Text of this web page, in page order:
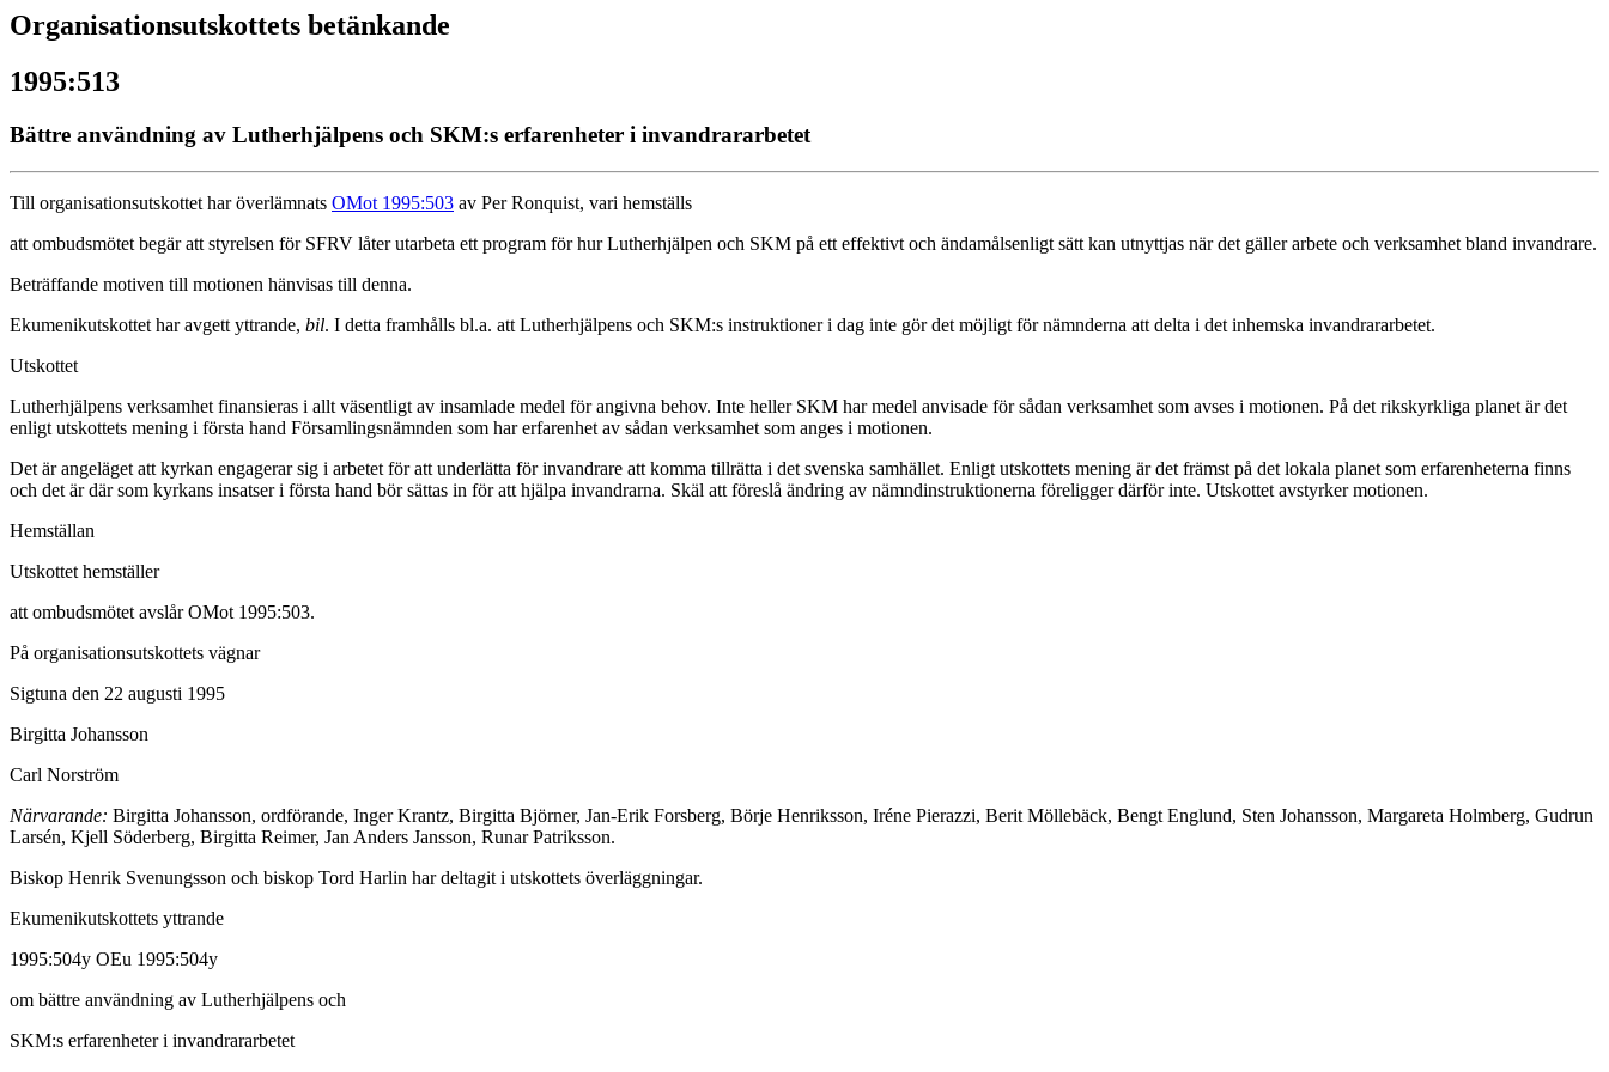
Organisationsutskottets betänkande
1995:513
Bättre användning av Lutherhjälpens och SKM:s erfarenheter i invandrararbetet
Till organisationsutskottet har överlämnats OMot 1995:503 av Per Ronquist, vari hemställs
att ombudsmötet begär att styrelsen för SFRV låter utarbeta ett program för hur Lutherhjälpen och SKM på ett effektivt och ändamålsenligt sätt kan utnyttjas när det gäller arbete och verksamhet bland invandrare.
Beträffande motiven till motionen hänvisas till denna.
Ekumenikutskottet har avgett yttrande, bil. I detta framhålls bl.a. att Lutherhjälpens och SKM:s instruktioner i dag inte gör det möjligt för nämnderna att delta i det inhemska invandrararbetet.
Utskottet
Lutherhjälpens verksamhet finansieras i allt väsentligt av insamlade medel för angivna behov. Inte heller SKM har medel anvisade för sådan verksamhet som avses i motionen. På det rikskyrkliga planet är det
enligt utskottets mening i första hand Församlingsnämnden som har erfarenhet av sådan verksamhet som anges i motionen.
Det är angeläget att kyrkan engagerar sig i arbetet för att underlätta för invandrare att komma tillrätta i det svenska samhället. Enligt utskottets mening är det främst på det lokala planet som erfarenheterna finns
och det är där som kyrkans insatser i första hand bör sättas in för att hjälpa invandrarna. Skäl att föreslå ändring av nämndinstruktionerna föreligger därför inte. Utskottet avstyrker motionen.
Hemställan
Utskottet hemställer
att ombudsmötet avslår OMot 1995:503.
På organisationsutskottets vägnar
Sigtuna den 22 augusti 1995
Birgitta Johansson
Carl Norström
Närvarande: Birgitta Johansson, ordförande, Inger Krantz, Birgitta Björner, Jan-Erik Forsberg, Börje Henriksson, Iréne Pierazzi, Berit Möllebäck, Bengt Englund, Sten Johansson, Margareta Holmberg, Gudrun
Larsén, Kjell Söderberg, Birgitta Reimer, Jan Anders Jansson, Runar Patriksson.
Biskop Henrik Svenungsson och biskop Tord Harlin har deltagit i utskottets överläggningar.
Ekumenikutskottets yttrande
1995:504y OEu 1995:504y
om bättre användning av Lutherhjälpens och
SKM:s erfarenheter i invandrararbetet